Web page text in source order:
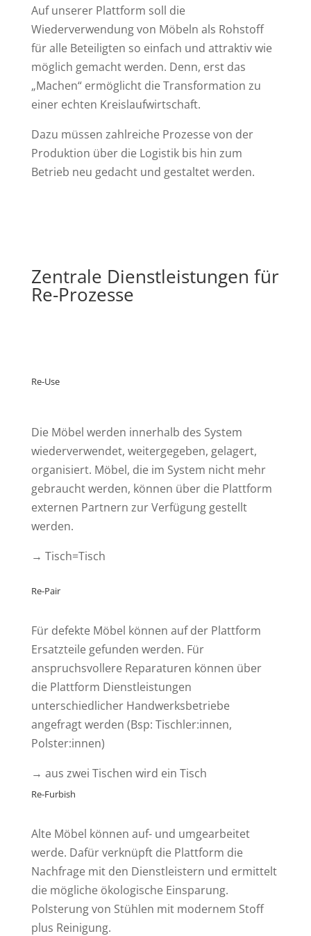
Auf unserer Plattform soll die
Wiederverwendung von Möbeln als Rohstoff
für alle Beteiligten so einfach und attraktiv wie
möglich gemacht werden. Denn, erst das
„Machen“ ermöglicht die Transformation zu
einer echten Kreislaufwirtschaft.
Dazu müssen zahlreiche Prozesse von der
Produktion über die Logistik bis hin zum
Betrieb neu gedacht und gestaltet werden.
Zentrale Dienstleistungen für
Re-Prozesse
Re-Use
Die Möbel werden innerhalb des System
wiederverwendet, weitergegeben, gelagert,
organisiert. Möbel, die im System nicht mehr
gebraucht werden, können über die Plattform
externen Partnern zur Verfügung gestellt
werden.
→ Tisch=Tisch
Re-Pair
Für defekte Möbel können auf der Plattform
Ersatzteile gefunden werden. Für
anspruchsvollere Reparaturen können über
die Plattform Dienstleistungen
unterschiedlicher Handwerksbetriebe
angefragt werden (Bsp: Tischler:innen,
Polster:innen)
→ aus zwei Tischen wird ein Tisch
Re-Furbish
Alte Möbel können auf- und umgearbeitet
werde. Dafür verknüpft die Plattform die
Nachfrage mit den Dienstleistern und ermittelt
die mögliche ökologische Einsparung.
Polsterung von Stühlen mit modernem Stoff
plus Reinigung.